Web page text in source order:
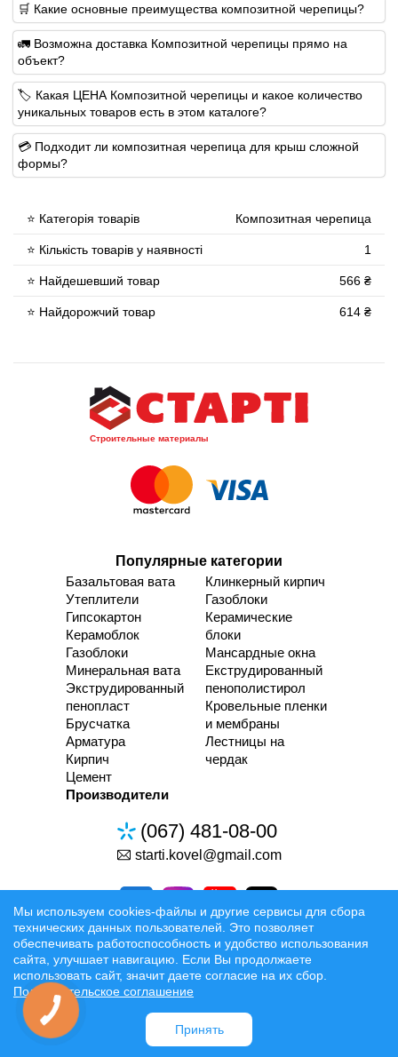
🛒 Какие основные преимущества композитной черепицы?
🚛 Возможна доставка Композитной черепицы прямо на
объект?
🏷 Какая ЦЕНА Композитной черепицы и какое количество
уникальных товаров есть в этом каталоге?
💳 Подходит ли композитная черепица для крыш сложной
формы?
⭐ Категорія товарів Композитная черепица
⭐ Кількість товарів у наявності 1
⭐ Найдешевший товар 566 ₴
⭐ Найдорожчий товар 614 ₴
Строительные материалы
Популярные категории
Базальтовая вата
Утеплители
Гипсокартон
Керамоблок
Газоблоки
Минеральная вата
Экструдированный
пенопласт
Брусчатка
Арматура
Кирпич
Цемент
Клинкерный кирпич
Газоблоки
Керамические
блоки
Мансардные окна
Екструдированный
пенополистирол
Кровельные пленки
и мембраны
Лестницы на
чердак
Производители
(067) 481-08-00
starti.kovel@gmail.com
Разработка та Раскрутка сайтов
Официальные условия
Доставка:
РовноКовель
Мы используем cookies-файлы и другие сервисы для сбора
технических данных пользователей. Это позволяет
обеспечивать работоспособность и удобство использования
сайта, улучшает навигацию. Если Вы продолжаете
использовать сайт, значит даете согласие на их сбор.
Пользовательское соглашение
Принять